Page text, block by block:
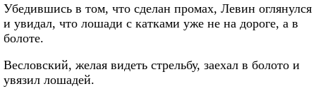
Убедившись в том, что сделан промах, Левин оглянулся
и увидал, что лошади с катками уже не на дороге, а в
болоте.
Весловский, желая видеть стрельбу, заехал в болото и
увязил лошадей.